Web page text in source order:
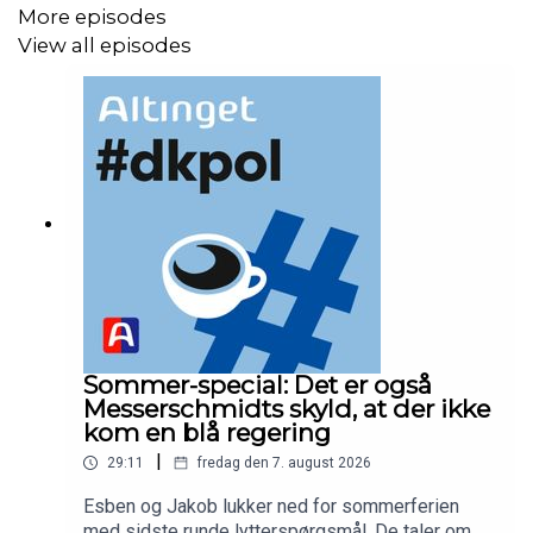
beskriver nøje EU-kommisær Dan Jørgensens
arbejde, og hvordan det i høj grad præges af møder
med lobbyister.
Esben Schjørring, politisk redaktør på Altinget, og
Jakob Nielsen, ansvarshavende chefredaktør på Altinget
Kristian Vestergaard, podcastassistent
Løbeklubben er tilbage fredag 5. juni. Afgang er som altid
klokken 08:00 fra Ny Kongensgade 10.
Shownotes
Jakobs anbefalinger:Ukraine-event i Altingets gård
More episodes
View all episodes
Sommer-special: Det er også
Messerschmidts skyld, at der ikke
kom en blå regering
29:11 fredag den 7. august 2026
Esben og Jakob lukker ned for sommerferien